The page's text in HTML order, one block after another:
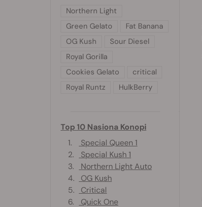
Northern Light
Green Gelato
Fat Banana
OG Kush
Sour Diesel
Royal Gorilla
Cookies Gelato
critical
Royal Runtz
HulkBerry
Top 10 Nasiona Konopi
1.
Special Queen 1
2.
Special Kush 1
3.
Northern Light Auto
4.
OG Kush
5.
Critical
6.
Quick One